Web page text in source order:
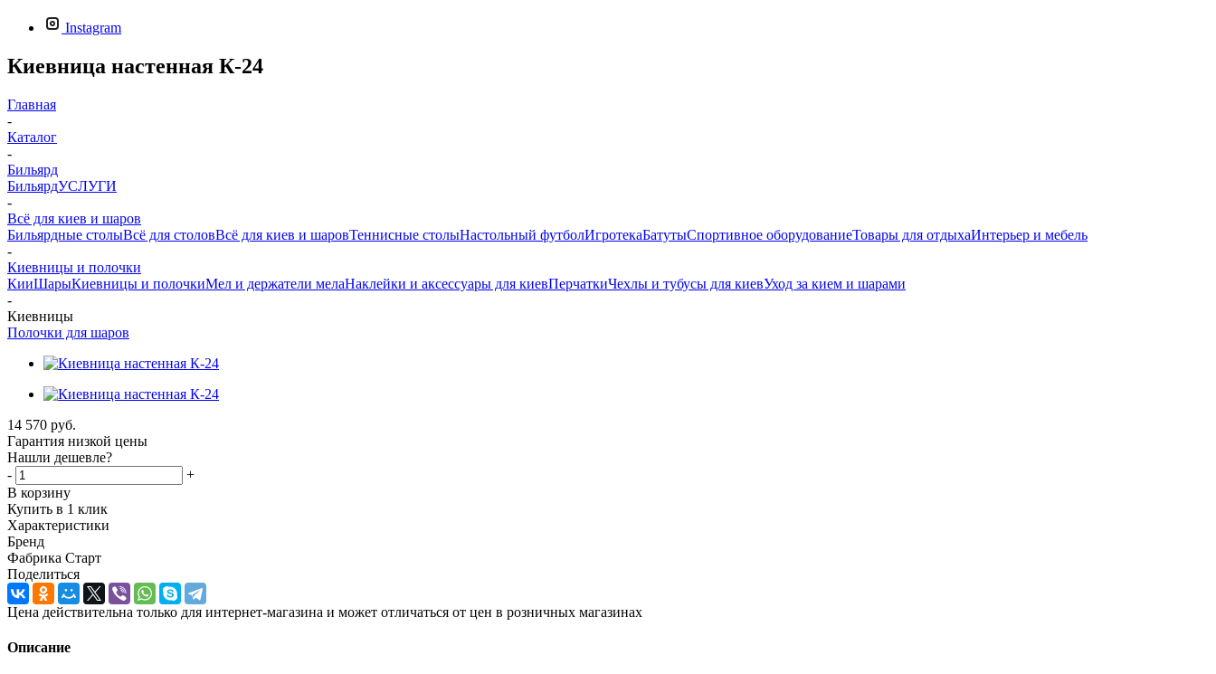
Instagram
Киевница настенная К-24
Главная
-
Каталог
-
Бильярд
БильярдУСЛУГИ
-
Всё для киев и шаров
Бильярдные столыВсё для столовВсё для киев и шаровТеннисные столыНастольный футболИгротекаБатутыСпортивное оборудованиеТовары для отдыхаИнтерьер и мебель
-
Киевницы и полочки
КииШарыКиевницы и полочкиМел и держатели мелаНаклейки и аксессуары для киевПерчаткиЧехлы и тубусы для киевУход за кием и шарами
-
Киевницы
Полочки для шаров
14 570 руб.
Гарантия низкой цены
Нашли дешевле?
-
+
В корзину
Купить в 1 клик
Характеристики
Бренд
Фабрика Старт
Поделиться
Цена действительна только для интернет-магазина и может отличаться от цен в розничных магазинах
Описание